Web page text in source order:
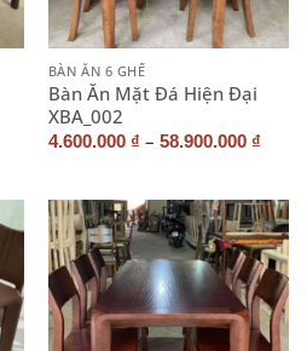
BÀN ĂN 6 GHẾ
Bàn Ăn Mặt Đá Hiện Đại
XBA_002
4.600.000 ₫ – 58.900.000 ₫